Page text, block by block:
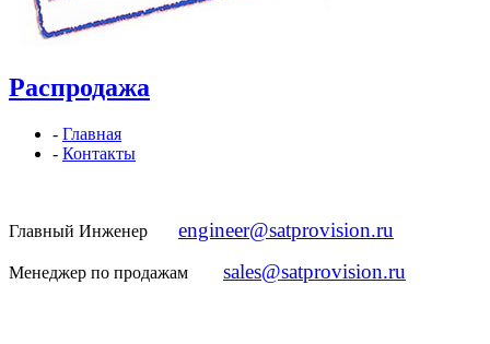
Распродажа
- Главная
- Контакты
Главный Инженер engineer@satprovision.ru
Менеджер по продажам sales@satprovision.ru